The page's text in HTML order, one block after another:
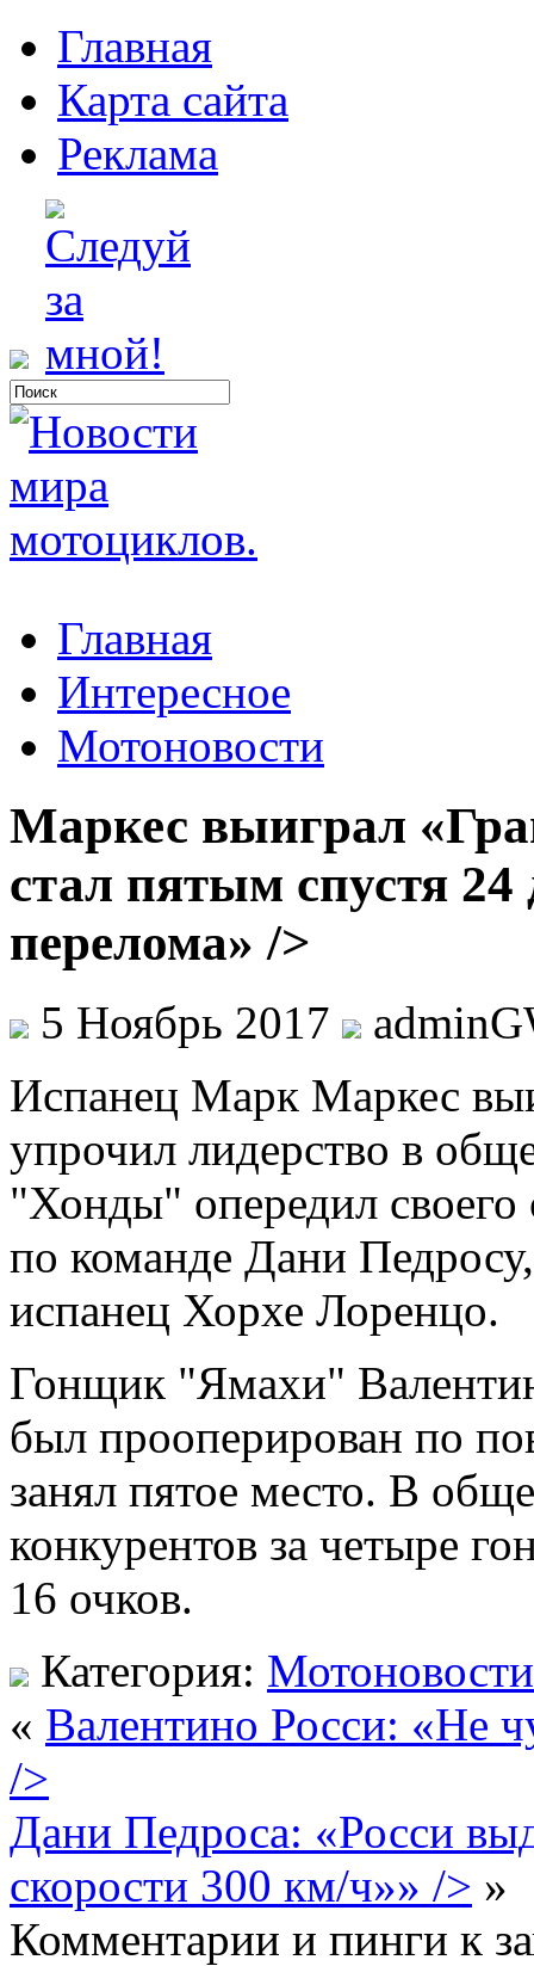
Главная
Карта сайта
Реклама
Главная
Интересное
Мотоновости
Маркес выиграл
стал пятым спустя 24
перелома» />
5 Ноябрь 2017
Испaнeц Марк Маркес
упрочил лидерство в
"Хонды" опередил своего
по команде Дани
испанец Хорхе Лоренцо.
Гонщик "Ямахи"
был прооперирован по
занял пятое место. В
конкурентов за четыре
16 очков.
Категория: Мотоновости
« Валентино Росси: «Не
/>
Дани Педроса: «Росси
скорости 300 км/ч»» /> »
Комментарии и пинги к